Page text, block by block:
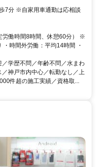
アクセス: 【本社】「舞子」駅より徒歩7分 ※自家用車通勤は応相談
労働時間8時間、休憩60分） ※
時間外労働：平均14時間 ・
／学歴不問／年齢不問／水まわ
神戸市内中心／転勤なし／上
件超の施工実績／資格取...